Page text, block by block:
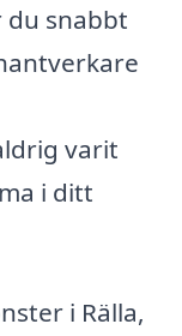
du snabbt
varit
i ditt
i Rälla,